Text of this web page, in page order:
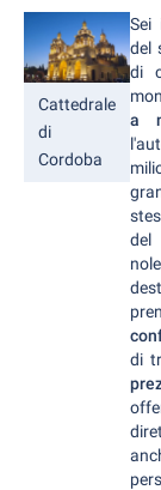
Cattedrale
di
Cordoba
Sei
del
di
a
del
di